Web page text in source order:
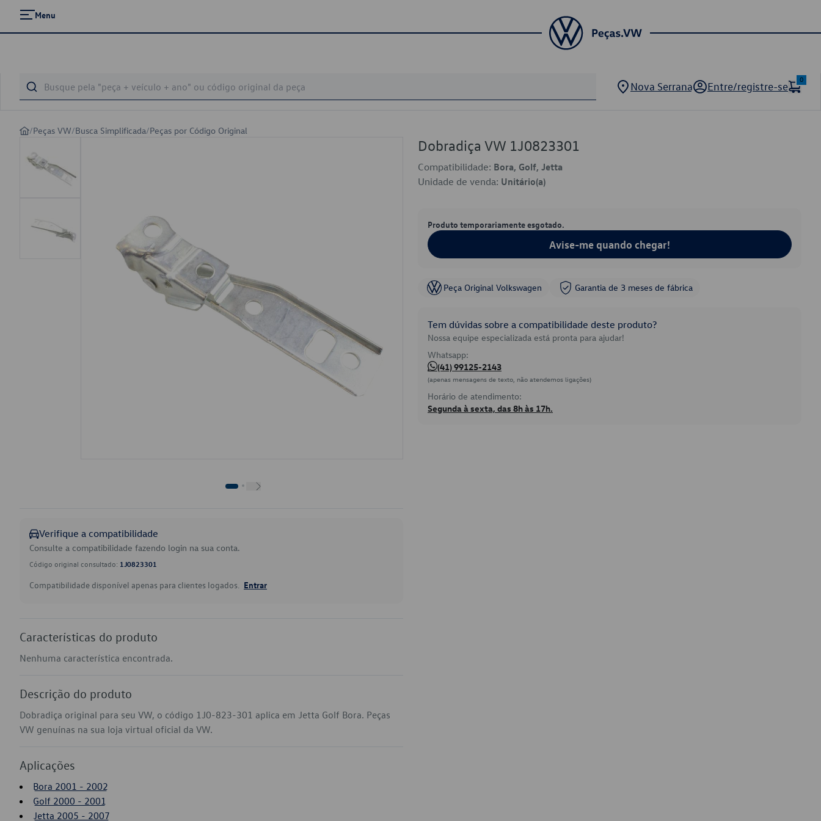
Menu
Nova Serrana Entre/registre-se
0
/Peças VW/Busca Simplificada/Peças por Código Original
Verifique a compatibilidade
Consulte a compatibilidade fazendo login na sua conta.
Código original consultado: 1J0823301
Compatibilidade disponível apenas para clientes logados. Entrar
Características do produto
Nenhuma característica encontrada.
Descrição do produto
Dobradiça original para seu VW, o código 1J0-823-301 aplica em Jetta Golf Bora. Peças
VW genuínas na sua loja virtual oficial da VW.
Aplicações
Bora 2001 - 2002
Golf 2000 - 2001
Jetta 2005 - 2007
Dobradiça VW 1J0823301
Compatibilidade: Bora, Golf, Jetta
Unidade de venda: Unitário(a)
Produto temporariamente esgotado.
Avise-me quando chegar!
Peça Original Volkswagen Garantia de 3 meses de fábrica
Tem dúvidas sobre a compatibilidade deste produto?
Nossa equipe especializada está pronta para ajudar!
Whatsapp:
(41) 99125-2143
(apenas mensagens de texto, não atendemos ligações)
Horário de atendimento:
Segunda à sexta, das 8h às 17h.